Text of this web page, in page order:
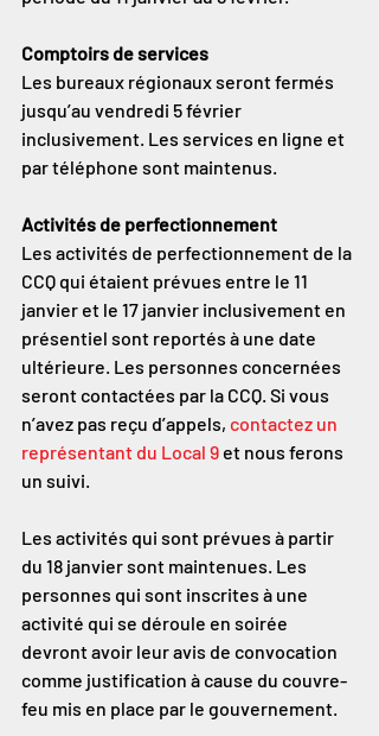
Comptoirs de services
Les bureaux régionaux seront fermés
jusqu’au vendredi 5 février
inclusivement. Les services en ligne et
par téléphone sont maintenus.
Activités de perfectionnement
Les activités de perfectionnement de la
CCQ qui étaient prévues entre le 11
janvier et le 17 janvier inclusivement en
présentiel sont reportés à une date
ultérieure. Les personnes concernées
seront contactées par la CCQ. Si vous
n’avez pas reçu d’appels, contactez un
représentant du Local 9 et nous ferons
un suivi.
Les activités qui sont prévues à partir
du 18 janvier sont maintenues. Les
personnes qui sont inscrites à une
activité qui se déroule en soirée
devront avoir leur avis de convocation
comme justification à cause du couvre-
feu mis en place par le gouvernement.